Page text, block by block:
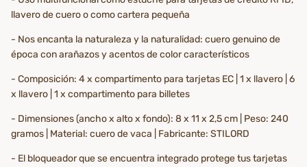
llavero de cuero o como cartera pequeña
- Nos encanta la naturaleza y la naturalidad: cuero genuino de
época con arañazos y acentos de color característicos
- Composición: 4 x compartimento para tarjetas EC | 1 x llavero | 6
x llavero | 1 x compartimento para billetes
- Dimensiones (ancho x alto x fondo): 8 x 11 x 2,5 cm | Peso: 240
gramos | Material: cuero de vaca | Fabricante: STILORD
- El bloqueador que se encuentra integrado protege tus tarjetas